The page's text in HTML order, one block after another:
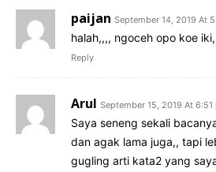
paijan September 14, 2019 At
halah,,,, ngoceh opo koe
Reply
Arul September 15, 2019 At 6:51
Saya seneng sekali
dan agak lama juga,, tapi
gugling arti kata2 yang